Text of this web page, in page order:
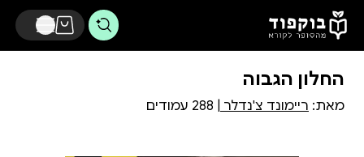
דלג לתוכן הראשי
החלון הגבוה
מאת: ריימונד צ'נדלר